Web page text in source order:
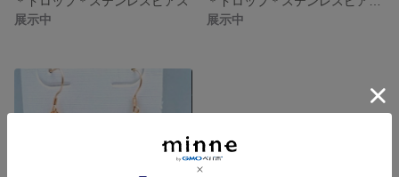
展示中
展示中